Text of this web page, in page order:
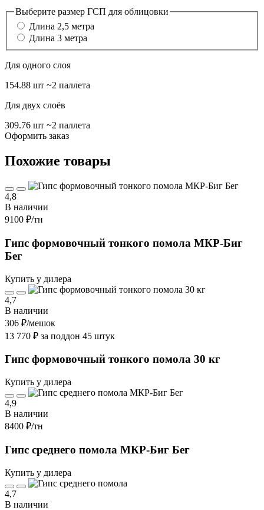
Выберите размер ГСП для облицовки
Длина 2,5 метра
Длина 3 метра
Для одного слоя
154.88 шт ~2 паллета
Для двух слоёв
309.76 шт ~2 паллета
Оформить заказ
Похожие товары
4,8
В наличии
9100 ₽/тн
Гипс формовочный тонкого помола МКР-Биг
Бег
Купить у дилера
4,7
В наличии
306 ₽/мешок
13 770 ₽ за поддон 45 штук
Гипс формовочный тонкого помола 30 кг
Купить у дилера
4,9
В наличии
8400 ₽/тн
Гипс среднего помола МКР-Биг Бег
Купить у дилера
4,7
В наличии